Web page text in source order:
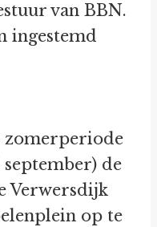
van BBN.
ingestemd
de
Verwersdijk
op te